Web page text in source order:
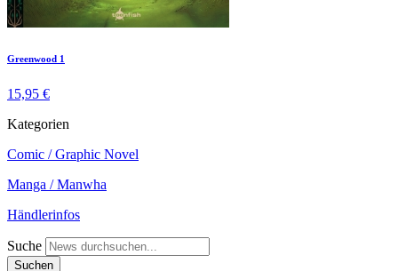
Greenwood 1
15,95 €
Kategorien
Comic / Graphic Novel
Manga / Manwha
Händlerinfos
Suche